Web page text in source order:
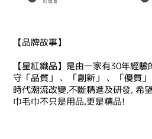
【品牌故事】
【星紅織品】是由一家有30年經
守「品質」 、「創新」 、「優質
時代潮流改變,不斷精進及研發, 希
巾毛巾不只是用品,更是精品!